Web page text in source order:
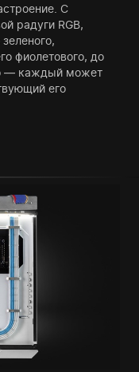
С
радуги RGB,
фиолетового, до
— каждый может
его